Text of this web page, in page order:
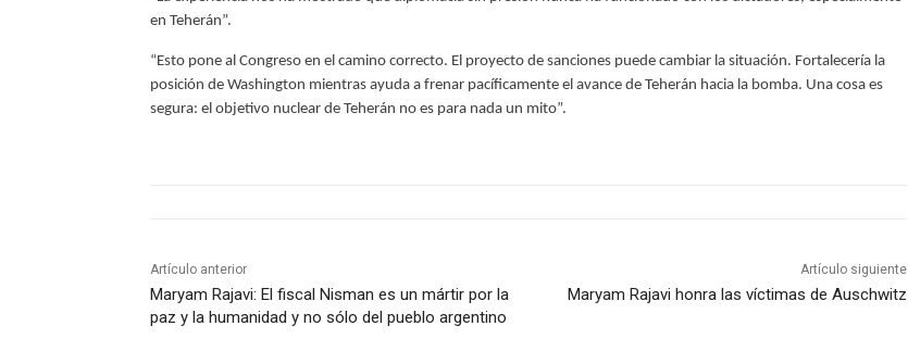
en Teherán”.
“Esto pone al Congreso en el camino correcto. El proyecto de sanciones puede cambiar la situación. Fortalecería la
posición de Washington mientras ayuda a frenar pacíficamente el avance de Teherán hacia la bomba. Una cosa es
segura: el objetivo nuclear de Teherán no es para nada un mito”.
Artículo anterior
Maryam Rajavi: El fiscal Nisman es un mártir por la
paz y la humanidad y no sólo del pueblo argentino
Artículo siguiente
Maryam Rajavi honra las víctimas de Auschwitz